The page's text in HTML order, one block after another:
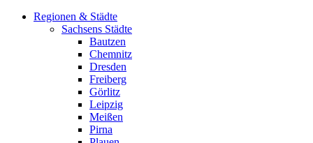
Regionen & Städte
Sachsens Städte
Bautzen
Chemnitz
Dresden
Freiberg
Görlitz
Leipzig
Meißen
Pirna